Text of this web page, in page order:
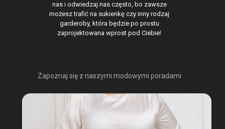
nas i odwiedzaj nas często, bo zawsze
możesz trafić na sukienkę czy inny rodzaj
garderoby, która będzie po prostu
zaprojektowana wprost pod Ciebie!
Zapoznaj się z naszymi modowymi poradami